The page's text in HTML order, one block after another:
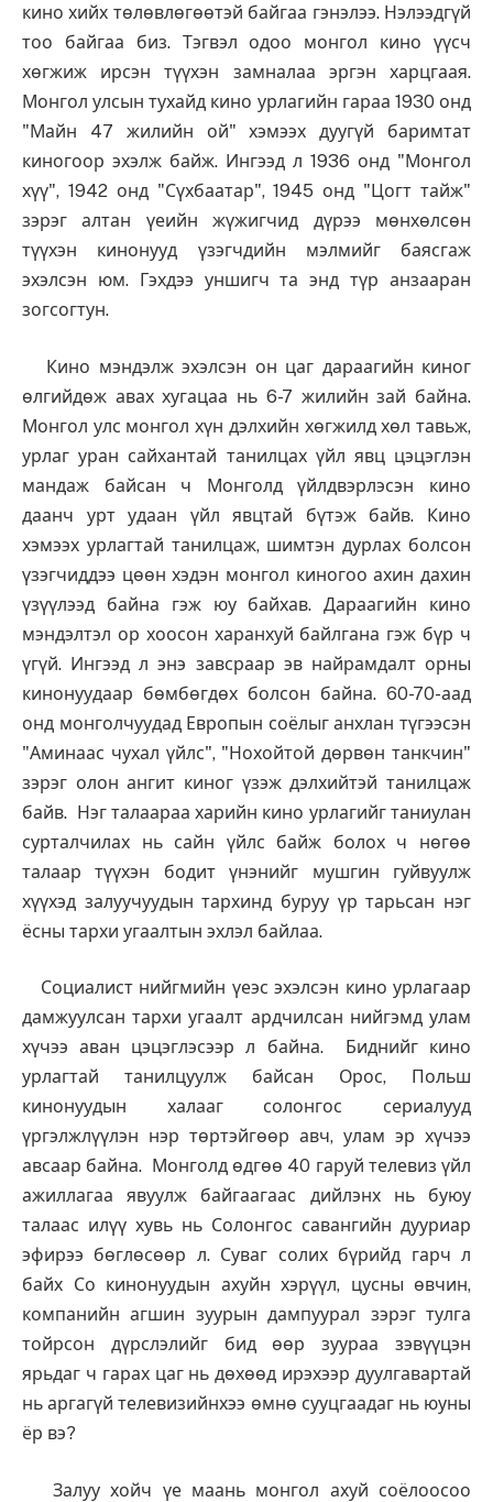
кино хийх төлөвлөгөөтэй байгаа гэнэлээ. Нэлээдгүй
тоо байгаа биз. Тэгвэл одоо монгол кино үүсч
хөгжиж ирсэн түүхэн замналаа эргэн харцгаая.
Монгол улсын тухайд кино урлагийн гараа 1930 онд
"Майн 47 жилийн ой" хэмээх дуугүй баримтат
киногоор эхэлж байж. Ингээд л 1936 онд "Монгол
хүү", 1942 онд "Сүхбаатар", 1945 онд "Цогт тайж"
зэрэг алтан үеийн жүжигчид дүрээ мөнхөлсөн
түүхэн кинонууд үзэгчдийн мэлмийг баясгаж
эхэлсэн юм. Гэхдээ уншигч та энд түр анзааран
зогсогтун.
Кино мэндэлж эхэлсэн он цаг дараагийн киног
өлгийдөж авах хугацаа нь 6-7 жилийн зай байна.
Монгол улс монгол хүн дэлхийн хөгжилд хөл тавьж,
урлаг уран сайхантай танилцах үйл явц цэцэглэн
мандаж байсан ч Монголд үйлдвэрлэсэн кино
даанч урт удаан үйл явцтай бүтэж байв. Кино
хэмээх урлагтай танилцаж, шимтэн дурлах болсон
үзэгчиддээ цөөн хэдэн монгол киногоо ахин дахин
үзүүлээд байна гэж юу байхав. Дараагийн кино
мэндэлтэл ор хоосон харанхуй байлгана гэж бүр ч
үгүй. Ингээд л энэ завсраар эв найрамдалт орны
кинонуудаар бөмбөгдөх болсон байна. 60-70-аад
онд монголчуудад Европын соёлыг анхлан түгээсэн
"Аминаас чухал үйлс", "Нохойтой дөрвөн танкчин"
зэрэг олон ангит киног үзэж дэлхийтэй танилцаж
байв. Нэг талаараа харийн кино урлагийг таниулан
сурталчилах нь сайн үйлс байж болох ч нөгөө
талаар түүхэн бодит үнэнийг мушгин гуйвуулж
хүүхэд залуучуудын тархинд буруу үр тарьсан нэг
ёсны тархи угаалтын эхлэл байлаа.
Социалист нийгмийн үеэс эхэлсэн кино урлагаар
дамжуулсан тархи угаалт ардчилсан нийгэмд улам
хүчээ аван цэцэглэсээр л байна. Биднийг кино
урлагтай танилцуулж байсан Орос, Польш
кинонуудын халааг солонгос сериалууд
үргэлжлүүлэн нэр төртэйгөөр авч, улам эр хүчээ
авсаар байна. Монголд өдгөө 40 гаруй телевиз үйл
ажиллагаа явуулж байгаагаас дийлэнх нь буюу
талаас илүү хувь нь Солонгос савангийн дууриар
эфирээ бөглөсөөр л. Суваг солих бүрийд гарч л
байх Со кинонуудын ахуйн хэрүүл, цусны өвчин,
компанийн агшин зуурын дампуурал зэрэг тулга
тойрсон дүрслэлийг бид өөр зуураа зэвүүцэн
ярьдаг ч гарах цаг нь дөхөөд ирэхээр дуулгавартай
нь аргагүй телевизийнхээ өмнө сууцгаадаг нь юуны
ёр вэ?
Залуу хойч үе маань монгол ахуй соёлоосоо